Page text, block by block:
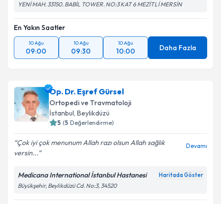
YENİ MAH. 33150. BABİL TOWER. NO:3 KAT 6 MEZİTLİ MERSİN
En Yakın Saatler
10 Ağu
09:00
10 Ağu
09:30
10 Ağu
10:00 Daha Fazla
Op. Dr. Eşref Gürsel
Ortopedi ve Travmatoloji
İstanbul, Beylikdüzü
5 (5 Değerlendirme)
Çok iyi çok menunum Allah razı olsun Allah sağlık
versin...
Devamı
Medicana International İstanbul Hastanesi Haritada Göster
Büyükşehir, Beylikdüzü Cd. No:3, 34520